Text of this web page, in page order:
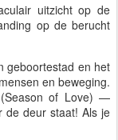
uitzicht op de
op de berucht
geboortestad en het
en beweging.
of Love) —
de deur staat! Als je